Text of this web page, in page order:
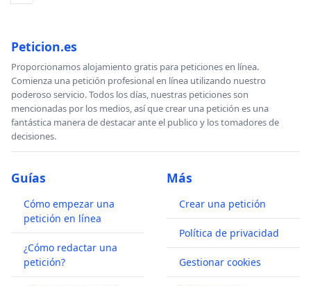
Peticion.es
Proporcionamos alojamiento gratis para peticiones en línea.
Comienza una petición profesional en línea utilizando nuestro
poderoso servicio. Todos los días, nuestras peticiones son
mencionadas por los medios, así que crear una petición es una
fantástica manera de destacar ante el publico y los tomadores de
decisiones.
Guías
Cómo empezar una
petición en línea
¿Cómo redactar una
petición?
Más
Crear una petición
Política de privacidad
Gestionar cookies